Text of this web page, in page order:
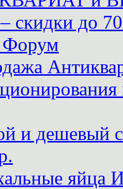
скидки до
и дешевый
яйца